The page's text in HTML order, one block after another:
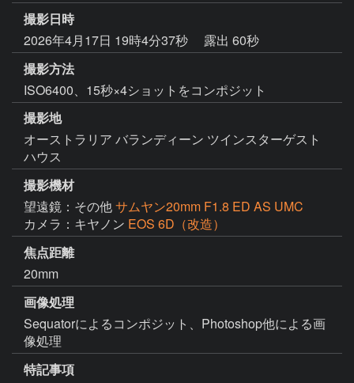
撮影日時
2026年4月17日 19時4分37秒
露出 60秒
撮影方法
ISO6400、15秒×4ショットをコンポジット
撮影地
オーストラリア バランディーン ツインスターゲスト
ハウス
撮影機材
望遠鏡：その他サムヤン20mm F1.8 ED AS UMC
カメラ：キヤノン EOS 6D（改造）
焦点距離
20mm
画像処理
Sequatorによるコンポジット、Photoshop他による画
像処理
特記事項